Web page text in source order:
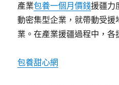
產業包養一個月價錢援疆力
動密集型企業，就帶動受
業。在產業援疆過程中，各
包養甜心網